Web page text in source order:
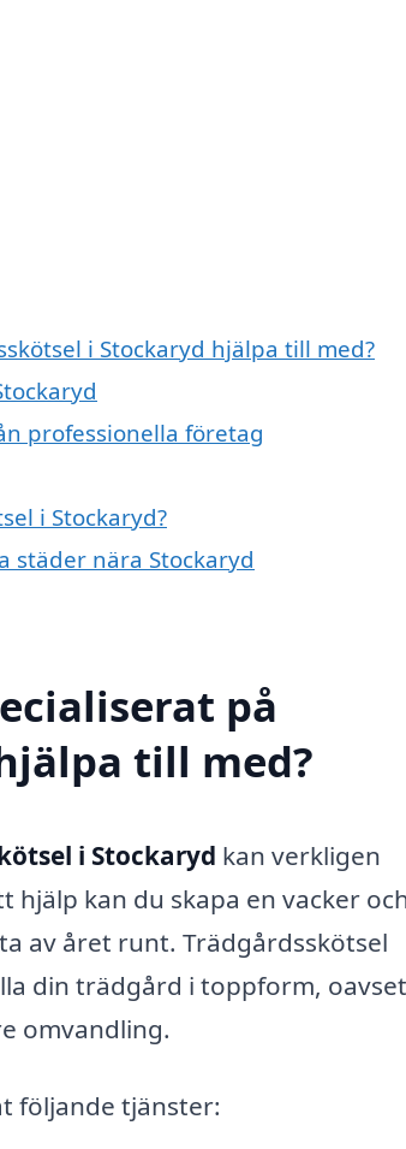
i Stockaryd hjälpa till med?
professionella företag
i Stockaryd?
städer nära Stockaryd
på
till med?
i Stockaryd kan verkligen
kan du skapa en vacker
av året runt. Trädgårdsskötsel
din trädgård i toppform,
omvandling.
följande tjänster: